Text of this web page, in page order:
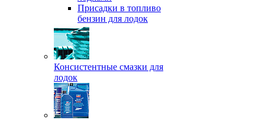
Присадки в топливо
бензин для лодок
Консистентные смазки для
лодок